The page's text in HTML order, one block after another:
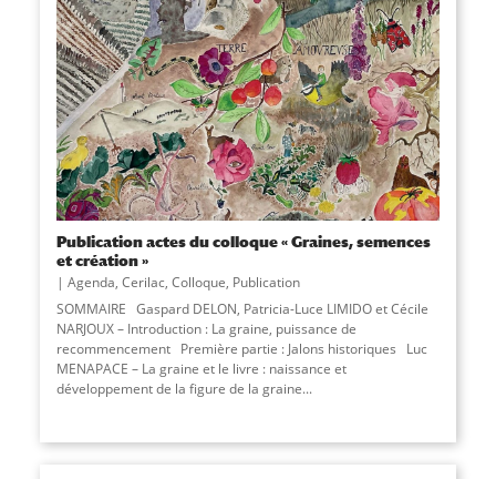
Publication actes du colloque « Graines, semences
et création »
Agenda, Cerilac, Colloque, Publication
SOMMAIRE Gaspard DELON, Patricia-Luce LIMIDO et Cécile
NARJOUX – Introduction : La graine, puissance de
recommencement Première partie : Jalons historiques Luc
MENAPACE – La graine et le livre : naissance et
développement de la figure de la graine...